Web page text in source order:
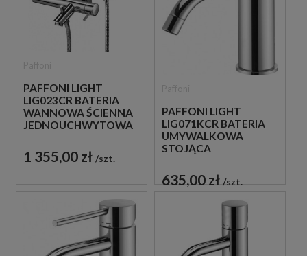
PAFFONI LIGHT
LIG023CR BATERIA
WANNOWA ŚCIENNA
JEDNOUCHWYTOWA
1 355,00 zł szt.
PAFFONI LIGHT
LIG071KCR BATERIA
UMYWALKOWA
STOJĄCA
CHROM
635,00 zł szt.